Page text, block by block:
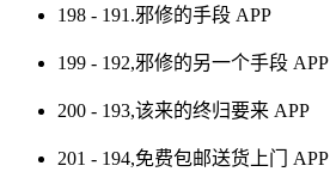
198 - 191.邪修的手段 APP
199 - 192,邪修的另一个手段 APP
200 - 193,该来的终归要来 APP
201 - 194,免费包邮送货上门 APP